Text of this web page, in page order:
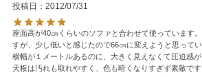
投稿日
2012/07/31
座面高が40㎝くらいのソファと合わせて使っています
すが、少し低いと感じたので66㎝に変えようと思ってい
横幅が１メートルあるのに、大きく見えなくて圧迫感が
天板は汚れも取れやすく、色も暗くなりすぎず素敵です